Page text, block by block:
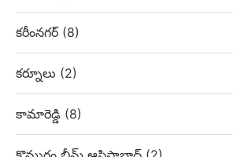
కరీంనగర్ (8)
కర్నూలు (2)
కామారెడ్డి (8)